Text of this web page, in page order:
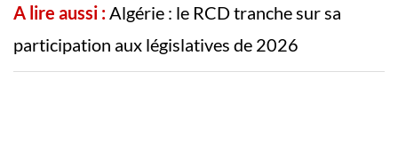
A lire aussi : Algérie : le RCD tranche sur sa
participation aux législatives de 2026